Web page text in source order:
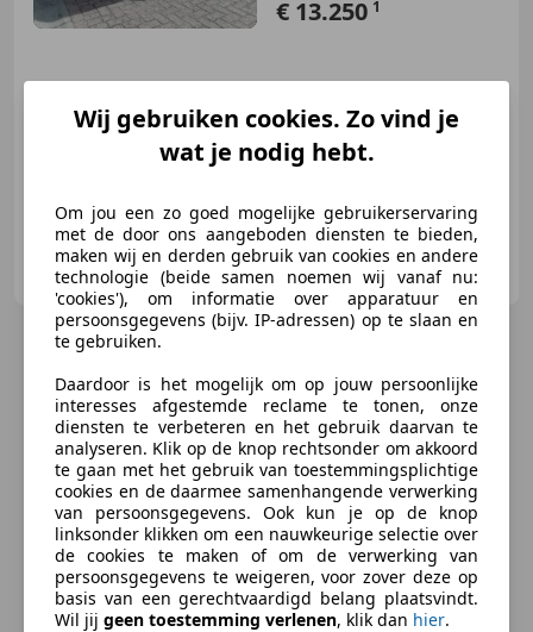
€ 13.250 1
05/2021 5.548 km Benzine
61 kW (83 PK)
Autobedrijf Frans Wolters
NL-7468 AG ENTER
Wij gebruiken cookies. Zo vind je
wat je nodig hebt.
Om jou een zo goed mogelijke gebruikerservaring
met de door ons aangeboden diensten te bieden,
maken wij en derden gebruik van cookies en andere
technologie (beide samen noemen wij vanaf nu:
'cookies'), om informatie over apparatuur en
persoonsgegevens (bijv. IP-adressen) op te slaan en
te gebruiken.
Daardoor is het mogelijk om op jouw persoonlijke
interesses afgestemde reclame te tonen, onze
diensten te verbeteren en het gebruik daarvan te
analyseren. Klik op de knop rechtsonder om akkoord
te gaan met het gebruik van toestemmingsplichtige
cookies en de daarmee samenhangende verwerking
van persoonsgegevens. Ook kun je op de knop
linksonder klikken om een nauwkeurige selectie over
de cookies te maken of om de verwerking van
persoonsgegevens te weigeren, voor zover deze op
basis van een gerechtvaardigd belang plaatsvindt.
Wil jij geen toestemming verlenen, klik dan hier.